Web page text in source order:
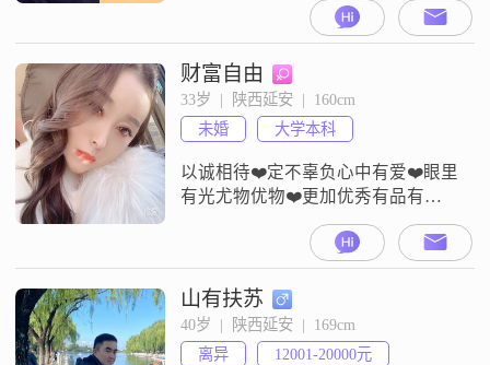
财富自由
33岁  |  陕西延安  |  160cm
未婚
大学本科
以诚相待❤️定不辜负心中有爱❤️眼里
有光尤物优物❤️更加优秀有品有味❤️
山有扶苏
40岁  |  陕西延安  |  169cm
离异
12001-20000元